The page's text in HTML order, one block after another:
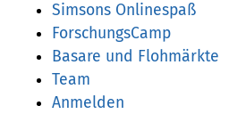
Simsons Onlinespaß
ForschungsCamp
Basare und Flohmärkte
Team
Anmelden